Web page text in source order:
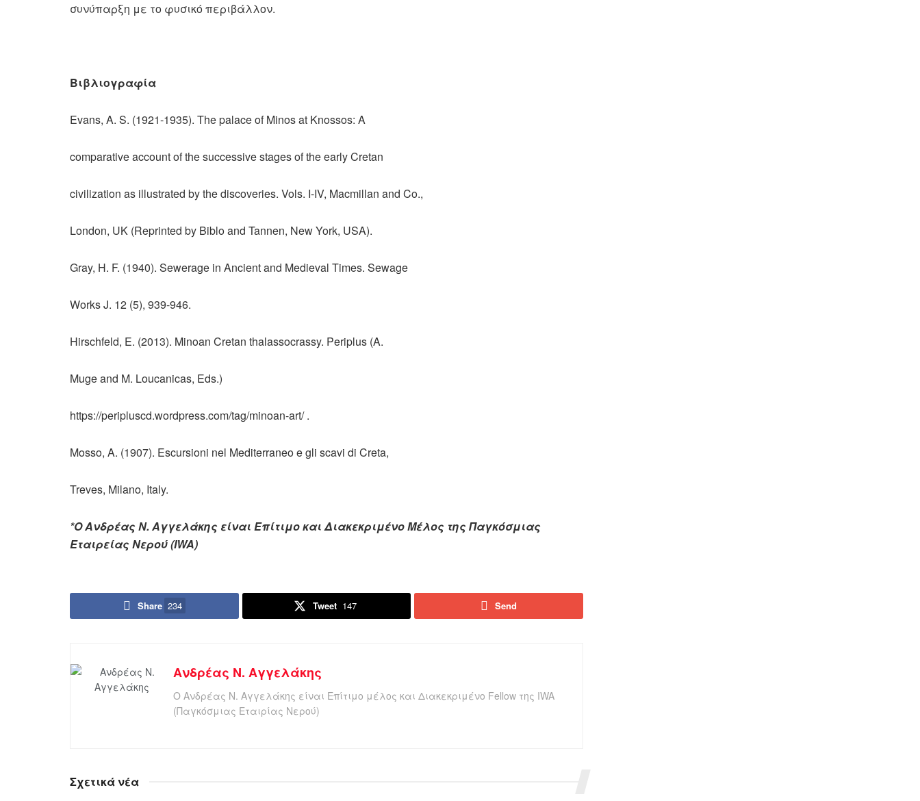
συνύπαρξη με το φυσικό περιβάλλον.
Βιβλιογραφία
Evans, Α. S. (1921-1935). The palace of Minos at Knossos: A
comparative account of the successive stages of the early Cretan
civilization as illustrated by the discoveries. Vols. I-IV, Macmillan and Co.,
London, UK (Reprinted by Biblo and Tannen, New York, USA).
Gray, H. F. (1940). Sewerage in Ancient and Medieval Times. Sewage
Works J. 12 (5), 939-946.
Hirschfeld, E. (2013). Minoan Cretan thalassocrassy. Periplus (A.
Muge and M. Loucanicas, Eds.)
https://peripluscd.wordpress.com/tag/minoan-art/ .
Mosso, A. (1907). Escursioni nel Mediterraneo e gli scavi di Creta,
Treves, Milano, Italy.
*Ο Ανδρέας Ν. Αγγελάκης είναι Επίτιμο και Διακεκριμένο Μέλος της Παγκόσμιας
Εταιρείας Νερού (IWA)
Share 234 Tweet 147 Send
Ανδρέας Ν. Αγγελάκης
Ο Ανδρέας Ν. Αγγελάκης είναι Επίτιμο μέλος και Διακεκριμένο Fellow της IWA
(Παγκόσμιας Εταιρίας Νερού)
Σχετικά νέα